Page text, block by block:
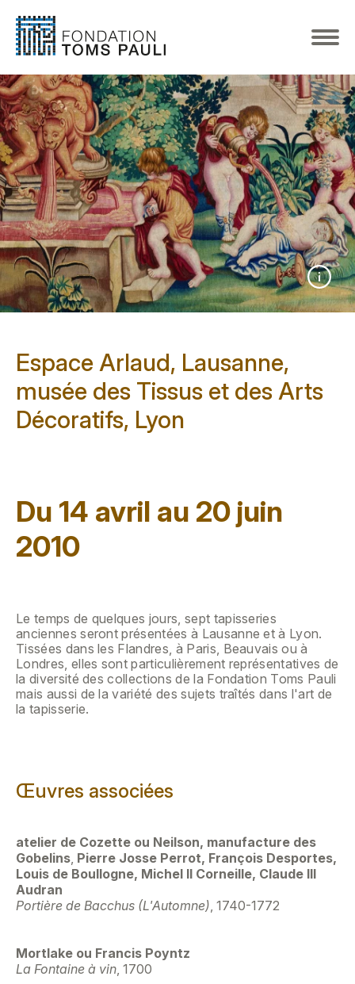
Espace Arlaud, Lausanne,
musée des Tissus et des Arts
Décoratifs, Lyon
Du 14 avril au 20 juin
2010
Le temps de quelques jours, sept tapisseries
anciennes seront présentées à Lausanne et à Lyon.
Tissées dans les Flandres, à Paris, Beauvais ou à
Londres, elles sont particulièrement représentatives de
la diversité des collections de la Fondation Toms Pauli
mais aussi de la variété des sujets traîtés dans l'art de
la tapisserie.
Œuvres associées
atelier de Cozette ou Neilson, manufacture des
Gobelins, Pierre Josse Perrot, François Desportes,
Louis de Boullogne, Michel II Corneille, Claude III
Audran
Portière de Bacchus (L'Automne), 1740-1772
Mortlake ou Francis Poyntz
La Fontaine à vin, 1700